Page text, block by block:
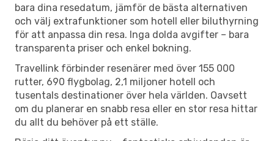
bara dina resedatum, jämför de bästa alternativen
och välj extrafunktioner som hotell eller biluthyrning
för att anpassa din resa. Inga dolda avgifter – bara
transparenta priser och enkel bokning.
Travellink förbinder resenärer med över 155 000
rutter, 690 flygbolag, 2,1 miljoner hotell och
tusentals destinationer över hela världen. Oavsett
om du planerar en snabb resa eller en stor resa hittar
du allt du behöver på ett ställe.